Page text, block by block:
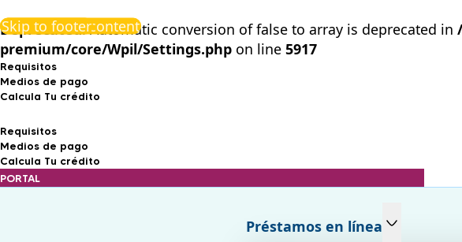
Deprecated: Automatic conversion of false to array is deprecated in
premium/core/Wpil/Settings.php on line 5917
Skip to main content
Skip to footer
Requisitos
Medios de pago
Calcula Tu crédito
Requisitos
Medios de pago
Calcula Tu crédito
PORTAL
Préstamos en línea